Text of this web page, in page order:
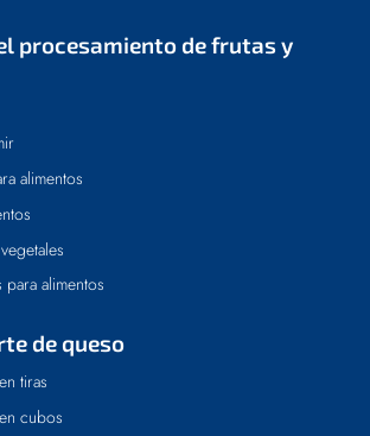
procesamiento de frutas y
alimentos
alimentos
de queso
tiras
cubos